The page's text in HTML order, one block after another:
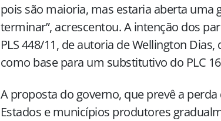
pois são maioria, mas estaria aberta uma
terminar”, acrescentou. A intenção dos
PLS 448/11, de autoria de Wellington
como base para um substitutivo do PLC
A proposta do governo, que prevê a
Estados e municípios produtores